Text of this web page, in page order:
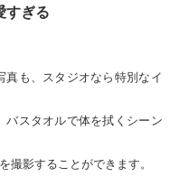
すぎる
も、スタジオなら特別なイ
バスタオルで体を拭くシーン
撮影することができます。